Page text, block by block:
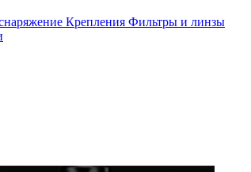
Крепления Фильтры и линзы